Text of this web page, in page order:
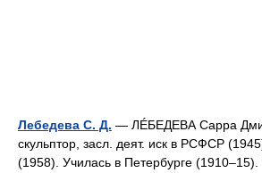
Лебедева С. Д. — ЛÉБЕДЕВА Сарра
скульптор, засл. деят. иск в РСФСР
(1958). Училась в Петербурге